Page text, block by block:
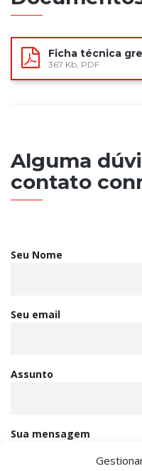
Ficha técnica
367 Kb, PDF
Alguma
contato
Seu Nome
Seu email
Assunto
Sua mensagem